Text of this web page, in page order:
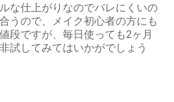
な仕上がりなのでバレにくいの
うので、メイク初心者の方にも
段ですが、毎日使っても2ヶ月
試してみてはいかがでしょう